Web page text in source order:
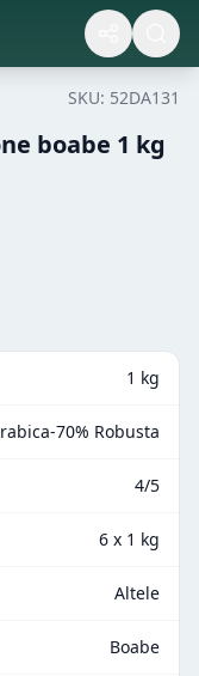
SKU: 52DA131
boabe 1 kg
1 kg
70% Robusta
4/5
6 x 1 kg
Altele
Boabe